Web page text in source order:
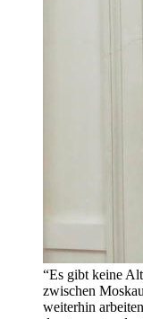
“Es gibt keine
zwischen
weiterhin